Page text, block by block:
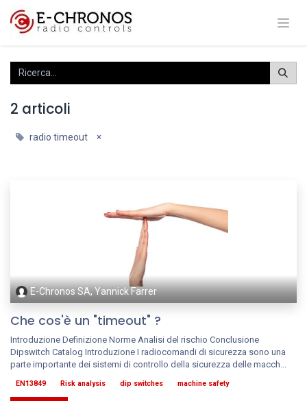
2 articoli
radio timeout ×
E-Chronos SA, Yannick Farrer
Che cos'è un "timeout" ?
Introduzione Definizione Norme Analisi del rischio Conclusione
Dipswitch Catalog Introduzione I radiocomandi di sicurezza sono una
parte importante dei sistemi di controllo della sicurezza delle macch...
EN13849 Risk analysis dip switches machine safety